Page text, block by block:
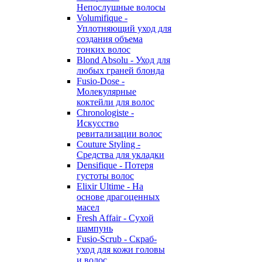
Непослушные волосы
Volumifique -
Уплотняющий уход для
создания объема
тонких волос
Blond Absolu - Уход для
любых граней блонда
Fusio-Dose -
Молекулярные
коктейли для волос
Chronologiste -
Искусство
ревитализации волос
Couture Styling -
Средства для укладки
Densifique - Потеря
густоты волос
Elixir Ultime - На
основе драгоценных
масел
Fresh Affair - Сухой
шампунь
Fusio-Scrub - Скраб-
уход для кожи головы
и волос